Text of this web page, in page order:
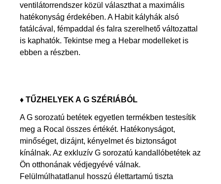
ventilátorrendszer közül választhat a maximális
hatékonyság érdekében. A Habit kályhák alsó
fatálcával, fémpaddal és falra szerelhető változattal
is kaphatók. Tekintse meg a Hebar modelleket is
ebben a részben.
♦ TŰZHELYEK A G SZÉRIÁBÓL
A G sorozatú betétek egyetlen termékben testesítik
meg a Rocal összes értékét. Hatékonyságot,
minőséget, dizájnt, kényelmet és biztonságot
kínálnak. Az exkluzív G sorozatú kandallóbetétek az
Ön otthonának védjegyévé válnak.
Felülmúlhatatlanul hosszú élettartamú tiszta